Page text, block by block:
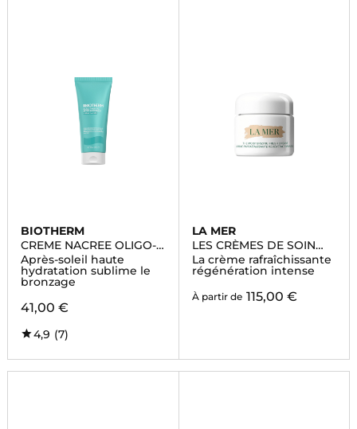
BIOTHERM
CREME NACREE OLIGO-
THERMALE
Après-soleil haute
hydratation sublime le
bronzage
41,00 €
4,9 (7)
LA MER
LES CRÈMES DE SOIN
VISAGE
La crème rafraîchissante
régénération intense
À partir de 115,00 €